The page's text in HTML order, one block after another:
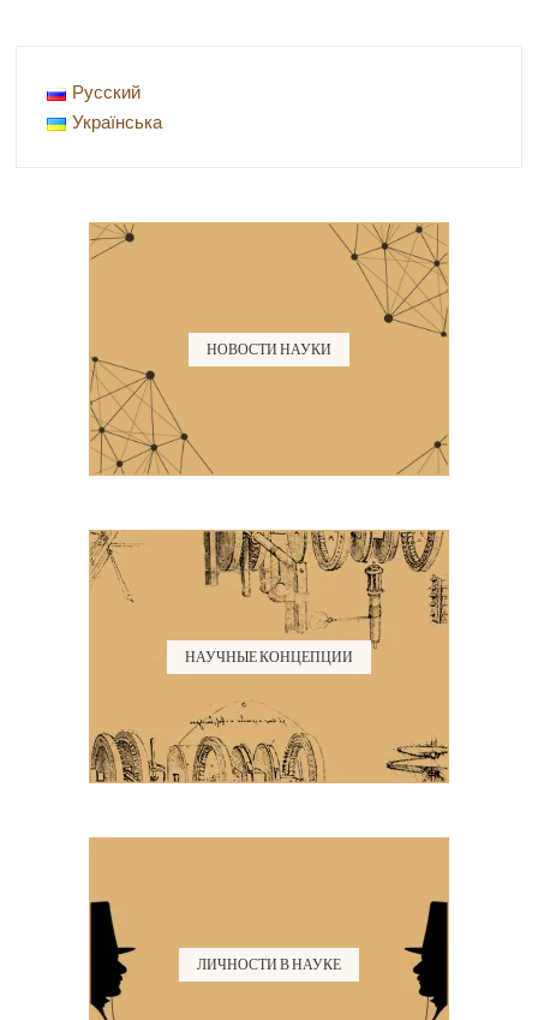
Русский
Українська
НОВОСТИ НАУКИ
НАУЧНЫЕ КОНЦЕПЦИИ
ЛИЧНОСТИ В НАУКЕ